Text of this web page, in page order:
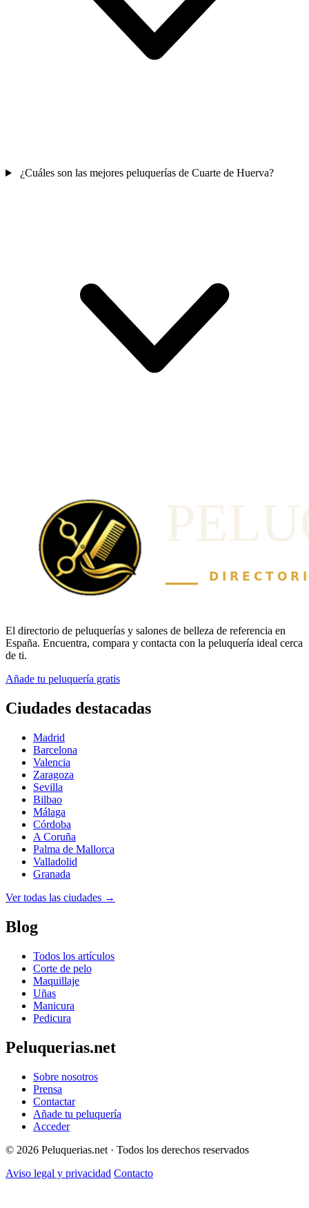
¿Cuáles son las mejores peluquerías de Cuarte de Huerva?
El directorio de peluquerías y salones de belleza de referencia en
España. Encuentra, compara y contacta con la peluquería ideal cerca
de ti.
Añade tu peluquería gratis
Ciudades destacadas
Madrid
Barcelona
Valencia
Zaragoza
Sevilla
Bilbao
Málaga
Córdoba
A Coruña
Palma de Mallorca
Valladolid
Granada
Ver todas las ciudades →
Blog
Todos los artículos
Corte de pelo
Maquillaje
Uñas
Manicura
Pedicura
Peluquerias.net
Sobre nosotros
Prensa
Contactar
Añade tu peluquería
Acceder
© 2026 Peluquerias.net · Todos los derechos reservados
Aviso legal y privacidad Contacto